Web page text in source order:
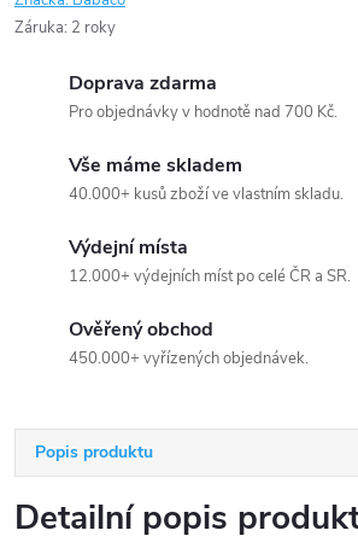
Záruka: 2 roky
Doprava zdarma
Pro objednávky v hodnotě nad 700 Kč.
Vše máme skladem
40.000+ kusů zboží ve vlastním skladu.
Výdejní místa
12.000+ výdejních míst po celé ČR a SR.
Ověřený obchod
450.000+ vyřízených objednávek.
Popis produktu
Detailní popis